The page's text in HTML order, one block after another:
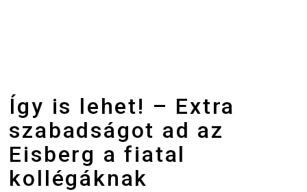
Így is lehet! – Extra
szabadságot ad az
Eisberg a fiatal
kollégáknak